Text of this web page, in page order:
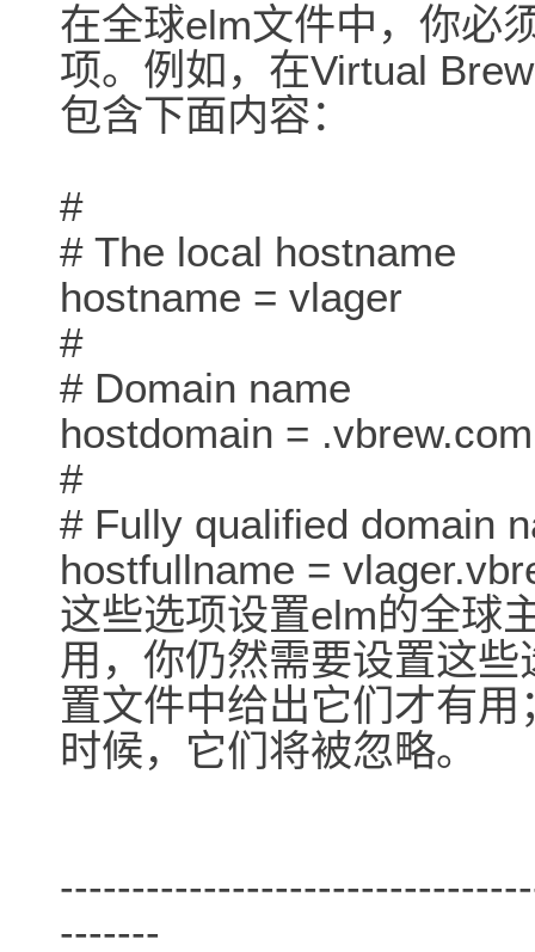
在全球elm文件中，你必
项。例如，在Virtual
包含下面内容：
#
# The local hostname
hostname = vlager
#
# Domain name
hostdomain = .vbrew.com
#
# Fully qualified domain
hostfullname =
这些选项设置elm的全球
用，你仍然需要设置这
置文件中给出它们才有
时候，它们将被忽略。
-------